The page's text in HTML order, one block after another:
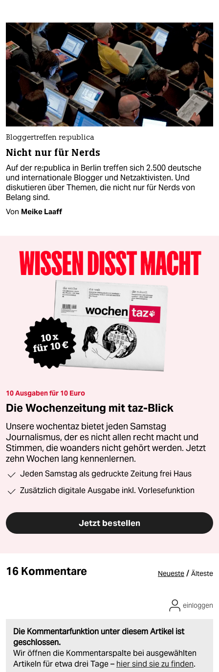
Bloggertreffen re:publica
Nicht nur für Nerds
Auf der re:publica in Berlin treffen sich 2.500 deutsche
und internationale Blogger und Netzaktivisten. Und
diskutieren über Themen, die nicht nur für Nerds von
Belang sind.
Von Meike Laaff
10 Ausgaben für 10 Euro
Die Wochenzeitung mit taz-Blick
Unsere wochentaz bietet jeden Samstag
Journalismus, der es nicht allen recht macht und
Stimmen, die woanders nicht gehört werden. Jetzt
zehn Wochen lang kennenlernen.
Jeden Samstag als gedruckte Zeitung frei Haus
Zusätzlich digitale Ausgabe inkl. Vorlesefunktion
Jetzt bestellen
16 Kommentare Neueste / Älteste
Die Kommentarfunktion unter diesem Artikel ist
geschlossen.
Wir öffnen die Kommentarspalte bei ausgewählten
Artikeln für etwa drei Tage – hier sind sie zu finden.
einloggen